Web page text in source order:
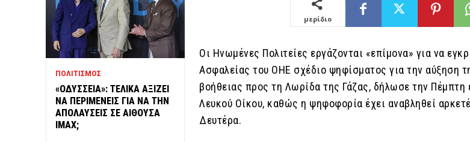
ΠΟΛΙΤΙΣΜΟΣ
«ΟΔΥΣΣΕΙΑ»: ΤΕΛΙΚΑ ΑΞΙΖΕΙ
ΝΑ ΠΕΡΙΜΕΝΕΙΣ ΓΙΑ ΝΑ ΤΗΝ
ΑΠΟΛΑΥΣΕΙΣ ΣΕ ΑΙΘΟΥΣΑ
IMAX;
μερίδιο
Οι Ηνωμένες Πολιτείες εργάζονται «επίμονα» για να
Ασφαλείας του ΟΗΕ σχέδιο ψηφίσματος για την αύξηση
βοήθειας προς τη Λωρίδα της Γάζας, δήλωσε την
Λευκού Οίκου, καθώς η ψηφοφορία έχει αναβληθεί
Δευτέρα.